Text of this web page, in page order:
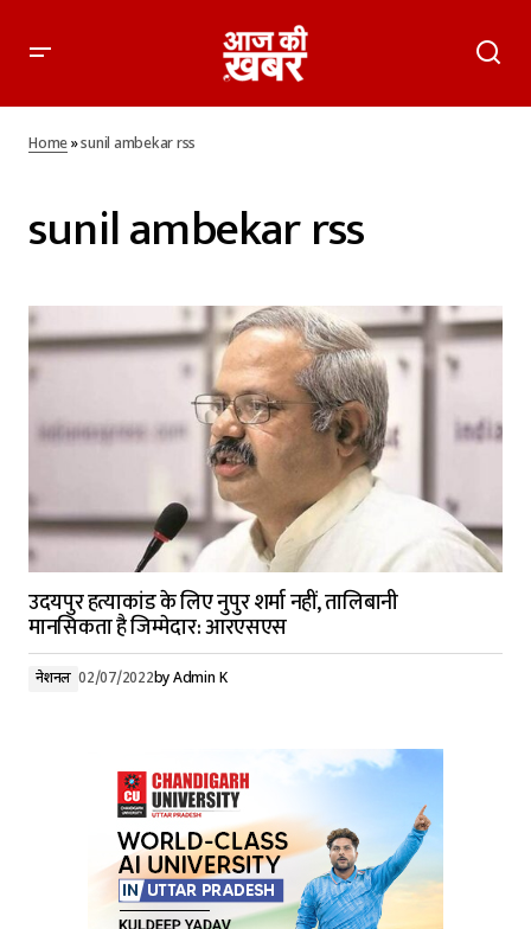
Home»sunil ambekar rss
sunil ambekar rss
उदयपुर हत्याकांड के लिए नुपुर शर्मा नहीं, तालिबानी
मानसिकता है जिम्मेदार: आरएसएस
नेशनल 02/07/2022byAdmin K